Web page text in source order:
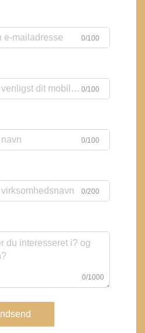
0/100
0/100
0/100
0/200
0/1000
Indsend